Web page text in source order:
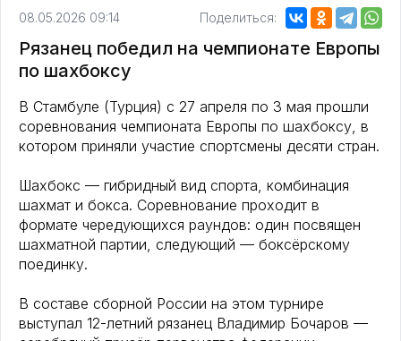
08.05.2026 09:14 Поделиться:
Рязанец победил на чемпионате Европы
по шахбоксу
В Стамбуле (Турция) с 27 апреля по 3 мая прошли
соревнования чемпионата Европы по шахбоксу, в
котором приняли участие спортсмены десяти стран.
Шахбокс — гибридный вид спорта, комбинация
шахмат и бокса. Соревнование проходит в
формате чередующихся раундов: один посвящен
шахматной партии, следующий — боксёрскому
поединку.
В составе сборной России на этом турнире
выступал 12-летний рязанец Владимир Бочаров —